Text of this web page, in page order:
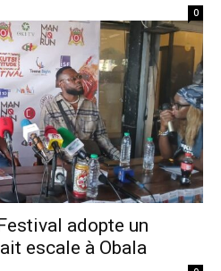
0
adopte un
escale à Obala